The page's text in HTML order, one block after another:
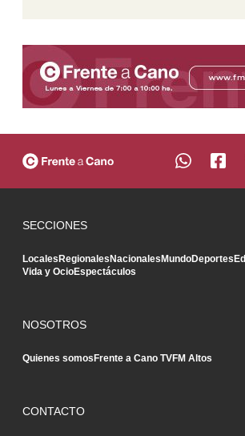
SECCIONES
LocalesRegionalesNacionalesMundoDeportes
Vida y OcioEspectáculos
NOSOTROS
Quienes somosFrente a Cano TVFM Altos
CONTACTO